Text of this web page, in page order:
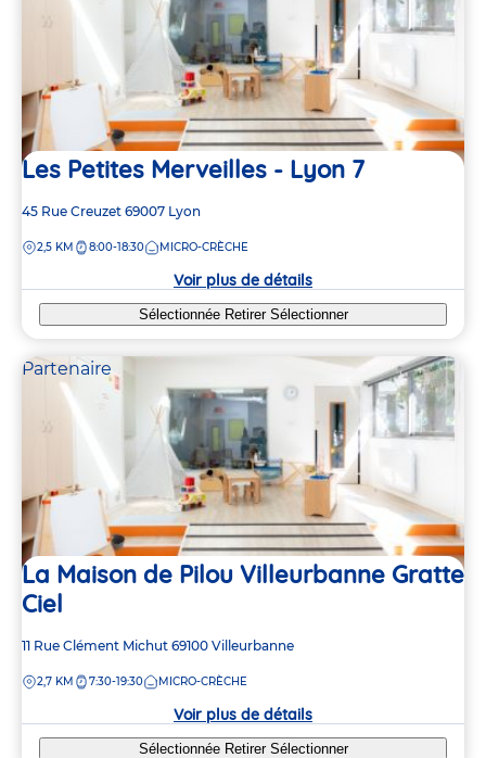
Les Petites Merveilles - Lyon 7
Adresse
la
45 Rue Creuzet 69007 Lyon
DISTANCE
2,5 KM 8:00-18:30 MICRO-CRÈCHE
Voir plus de détails
Sélectionnée Retirer Sélectionner
Partenaire
La Maison de Pilou Villeurbanne Gratte
Ciel
Adresse
la
11 Rue Clément Michut 69100 Villeurbanne
DISTANCE
2,7 KM 7:30-19:30 MICRO-CRÈCHE
Voir plus de détails
Sélectionnée Retirer Sélectionner